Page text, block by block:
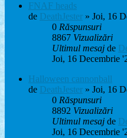
FNAF heads
de DeathJester » Joi, 16
0 Răspunsuri
8867 Vizualizări
Ultimul mesaj de
Joi, 16 Decembrie
Halloween cannonball
de DeathJester » Joi, 16
0 Răspunsuri
8892 Vizualizări
Ultimul mesaj de
Joi, 16 Decembrie